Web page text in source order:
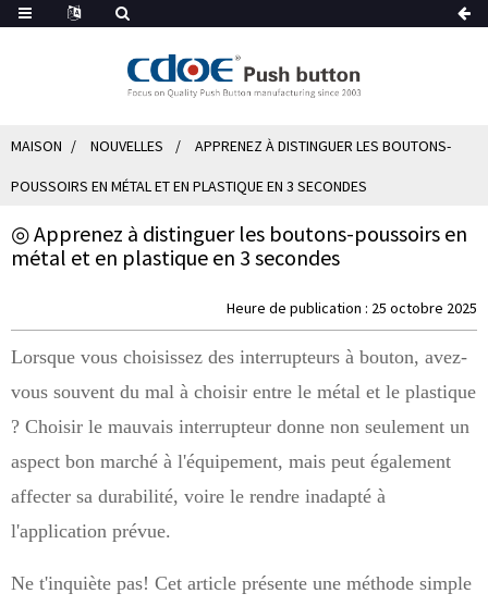
MAISON NOUVELLES APPRENEZ À DISTINGUER LES BOUTONS-
POUSSOIRS EN MÉTAL ET EN PLASTIQUE EN 3 SECONDES
◎ Apprenez à distinguer les boutons-poussoirs en
métal et en plastique en 3 secondes
Heure de publication : 25 octobre 2025
Lorsque vous choisissez des interrupteurs à bouton, avez-
vous souvent du mal à choisir entre le métal et le plastique
? Choisir le mauvais interrupteur donne non seulement un
aspect bon marché à l'équipement, mais peut également
affecter sa durabilité, voire le rendre inadapté à
l'application prévue.
Ne t'inquiète pas! Cet article présente une méthode simple